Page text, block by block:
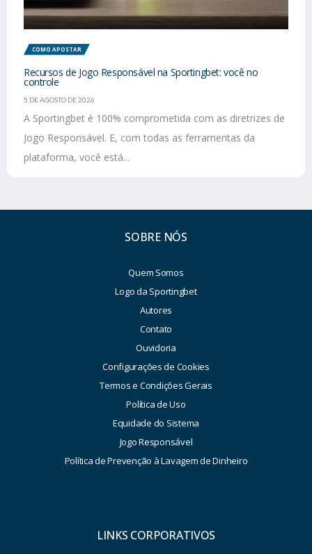
COMO APOSTAR
Recursos de Jogo Responsável na Sportingbet: você no
controle
5 DE AGOSTO DE 2026
A Sportingbet é 100% comprometida com as diretrizes de
Jogo Responsável. E, com todas as ferramentas da
plataforma, você está...
SOBRE NÓS
Quem Somos
Logo da Sportingbet
Autores
Contato
Ouvidoria
Configurações de Cookies
Termos e Condições Gerais
Política de Uso
Equidade do Sistema
Jogo Responsável
Política de Prevenção à Lavagem de Dinheiro
LINKS CORPORATIVOS